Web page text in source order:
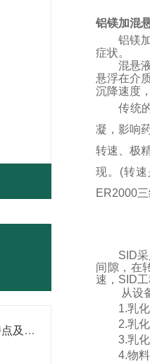
纳米三级乳化机的技术特点及应用介绍
铝镁加混
铝镁
症状。
混悬
悬浮在介
沉降速度
传统
凝，影响
转速、极
现。 (转速
ER2000
SID
间隙，在
速，SID
从设
1.乳
2.乳
3.乳
4.物